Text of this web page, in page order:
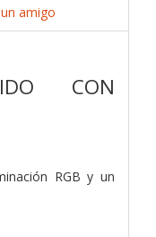
amigo
CON
RGB y un